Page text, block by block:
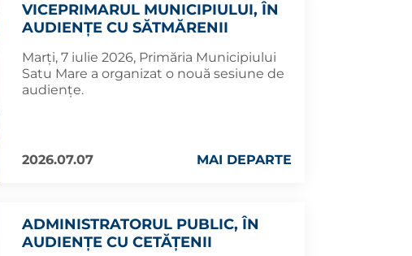
VICEPRIMARUL MUNICIPIULUI, ÎN
AUDIENȚE CU SĂTMĂRENII
Marți, 7 iulie 2026, Primăria Municipiului
Satu Mare a organizat o nouă sesiune de
audiențe.
2026.07.07 MAI DEPARTE
ADMINISTRATORUL PUBLIC, ÎN
AUDIENȚE CU CETĂȚENII